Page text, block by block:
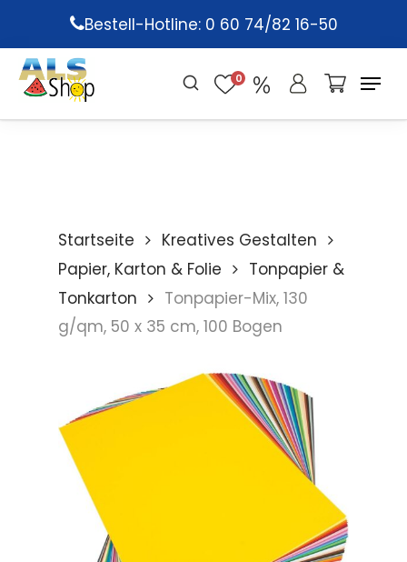
main
content
Bestell-Hotline: 0 60 74/82 16-50
0
Startseite
Kreatives Gestalten
Papier, Karton & Folie
Tonpapier &
Tonkarton
Tonpapier-Mix, 130
g/qm, 50 x 35 cm, 100 Bogen